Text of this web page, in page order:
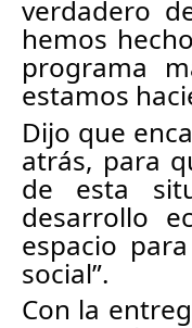
verdadero
hemos
programa
estamos
Dijo que
atrás, para
de esta
desarrollo
espacio
social”.
Con la